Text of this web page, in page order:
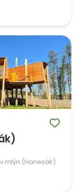
mlýn (Hanesák)